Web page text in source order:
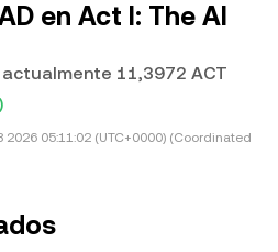
en Act I: The AI
11,3972 ACT
2026 05:11:02 (UTC+0000) (Coordinated